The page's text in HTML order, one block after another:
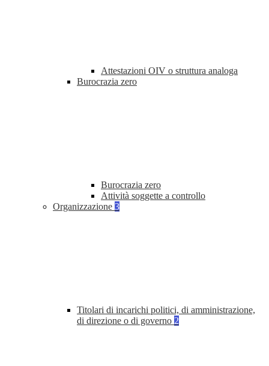
Attestazioni OIV o struttura analoga
Burocrazia zero
Burocrazia zero
Attività soggette a controllo
Organizzazione 3
Titolari di incarichi politici, di amministrazione,
di direzione o di governo 2